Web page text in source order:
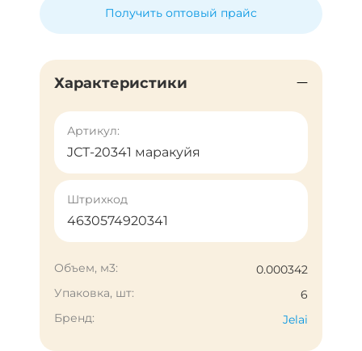
Получить оптовый прайс
Характеристики
Артикул:
JСТ-20341 маракуйя
Штрихкод
4630574920341
Объем, м3:
0.000342
Упаковка, шт:
6
Бренд:
Jelai